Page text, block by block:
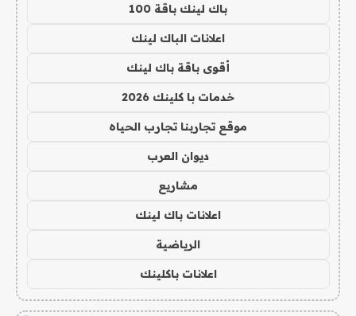
باك لينك باقة 100
اعلانات الباك لينك
أقوى باقة باك لينك
خدمات با كلينك 2026
موقع تجاربنا تجارب الحياه
ديوان العرب
مشاريع
اعلانات باك لينك
الرياضية
اعلانات باكلينك